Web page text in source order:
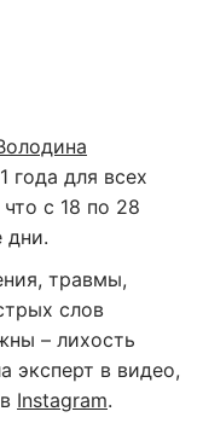
года для всех
с 18 по 28
дни.
травмы,
слов
– лихость
эксперт в видео,
Instagram.